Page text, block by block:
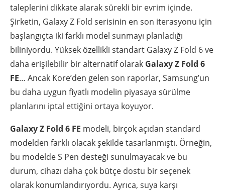
taleplerini dikkate alarak sürekli bir evrim içinde.
Şirketin, Galaxy Z Fold serisinin en son iterasyonu için
başlangıçta iki farklı model sunmayı planladığı
biliniyordu. Yüksek özellikli standart Galaxy Z Fold 6 ve
daha erişilebilir bir alternatif olarak Galaxy Z Fold 6
FE… Ancak Kore’den gelen son raporlar, Samsung’un
bu daha uygun fiyatlı modelin piyasaya sürülme
planlarını iptal ettiğini ortaya koyuyor.
Galaxy Z Fold 6 FE modeli, birçok açıdan standard
modelden farklı olacak şekilde tasarlanmıştı. Örneğin,
bu modelde S Pen desteği sunulmayacak ve bu
durum, cihazı daha çok bütçe dostu bir seçenek
olarak konumlandırıyordu. Ayrıca, suya karşı